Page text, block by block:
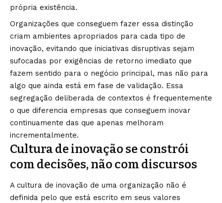
própria existência.
Organizações que conseguem fazer essa distinção
criam ambientes apropriados para cada tipo de
inovação, evitando que iniciativas disruptivas sejam
sufocadas por exigências de retorno imediato que
fazem sentido para o negócio principal, mas não para
algo que ainda está em fase de validação. Essa
segregação deliberada de contextos é frequentemente
o que diferencia empresas que conseguem inovar
continuamente das que apenas melhoram
incrementalmente.
Cultura de inovação se constrói
com decisões, não com discursos
A cultura de inovação de uma organização não é
definida pelo que está escrito em seus valores